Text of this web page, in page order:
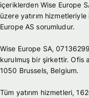
içeriklerden Wise Europe
üzere yatırım
Europe AS sorumludur.
Wise Europe SA,
kurulmuş bir şirkettir. Ofis
1050 Brussels, Belgium.
Tüm yatırım hizmetleri,